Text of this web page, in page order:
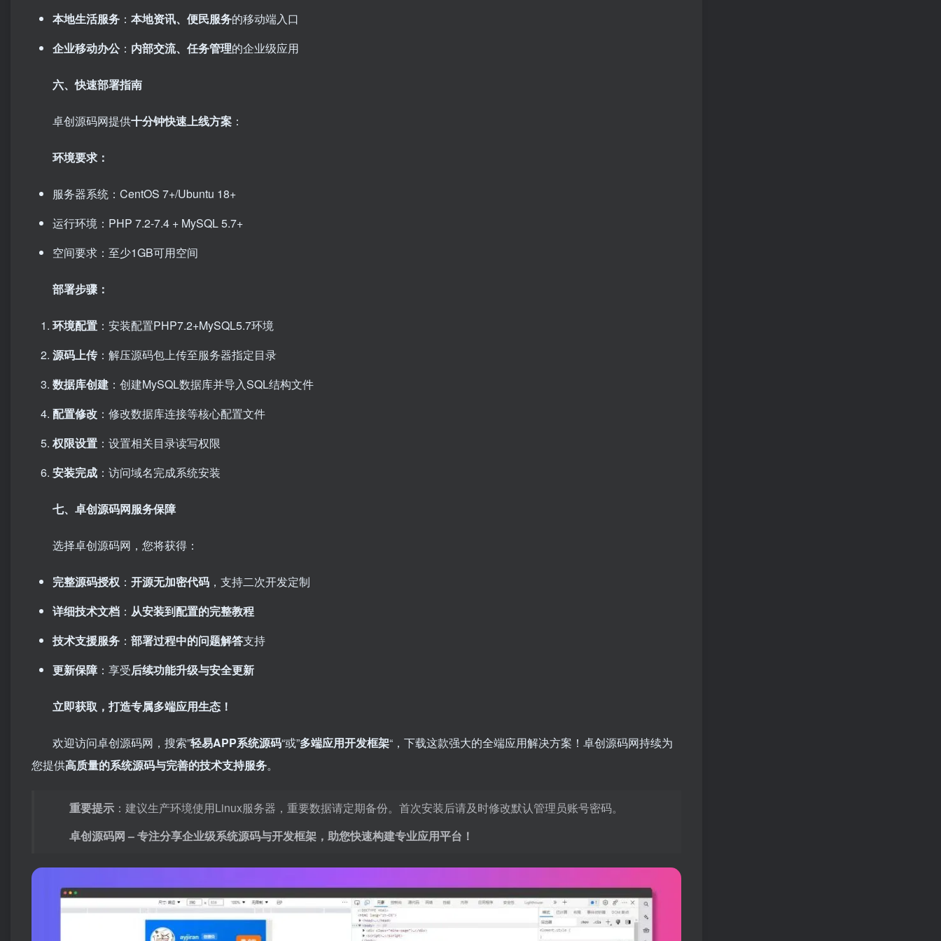
本地生活服务 ： 本地资讯、便民服务的移动端入口
企业移动办公： 内部交流、任务管理的企业级应用
六、快速部署指南
卓创源码网提供十分钟快速上线方案 ：
环境要求：
服务器系统：CentOS 7+/Ubuntu 18+
运行环境：PHP 7.2-7.4 + MySQL 5.7+
空间要求：至少1GB可用空间
部署步骤：
环境配置 ：安装配置PHP7.2+MySQL5.7环境
源码上传 ：解压源码包上传至服务器指定目录
数据库创建 ：创建MySQL数据库并导入SQL结构文件
配置修改 ：修改数据库连接等核心配置文件
权限设置 ：设置相关目录读写权限
安装完成 ：访问域名完成系统安装
七、卓创源码网服务保障
选择卓创源码网，您将获得：
完整源码授权 ： 开源无加密代码 ，支持二次开发定制
详细技术文档 ： 从安装到配置的完整教程
技术支援服务 ： 部署过程中的问题解答支持
更新保障 ：享受后续功能升级与安全更新
立即获取，打造专属多端应用生态！
欢迎访问卓创源码网，搜索”轻易APP系统源码“或”多端应用开发框架“，下载这款强大的全端应用解决方案！卓创源码网持续为
您提供高质量的系统源码与完善的技术支持服务。
重要提示 ：建议生产环境使用Linux服务器，重要数据请定期备份。首次安装后请及时修改默认管理员账号密码。
卓创源码网 – 专注分享企业级系统源码与开发框架，助您快速构建专业应用平台！